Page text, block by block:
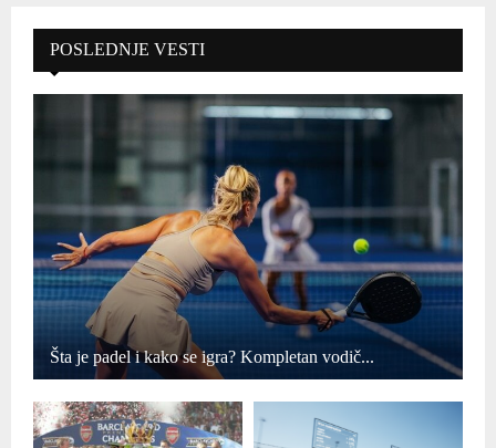
POSLEDNJE VESTI
Šta je padel i kako se igra? Kompletan vodič...